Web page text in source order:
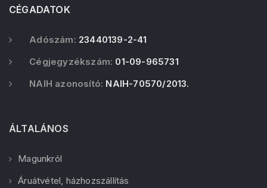
CÉGADATOK
Adószám: 23440139-2-41
Cégjegyzékszám: 01-09-965731
NAIH azonosító: NAIH-70570/2013.
ÁLTALÁNOS
Magunkról
Áruátvétel, házhozszállítás